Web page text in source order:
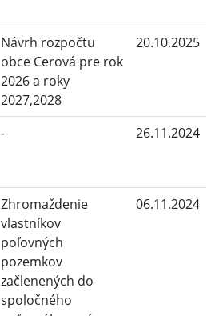
Návrh rozpočtu
obce Cerová pre rok
2026 a roky
2027,2028
20.10.2025
- 26.11.2024
Zhromaždenie
vlastníkov
poľovných
pozemkov
začlenených do
spoločného
06.11.2024